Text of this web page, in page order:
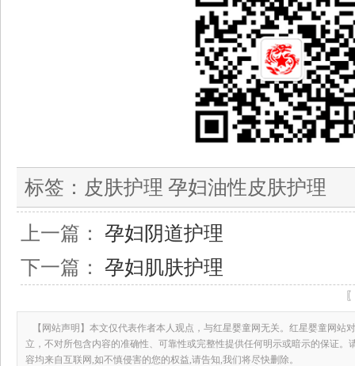
标签： 皮肤护理 孕妇油性皮肤护理
上一篇： 孕妇阴道护理
下一篇： 孕妇肌肤护理
【网站声明】本文仅代表作者本人观点，与红星婴童网无关。红星婴童网站
立，不对所包含内容的准确性、可靠性或完整性提供任何明示或暗示的保证。
容均来自互联网,如不慎侵害的您的权益,请告知,我们将尽快删除。